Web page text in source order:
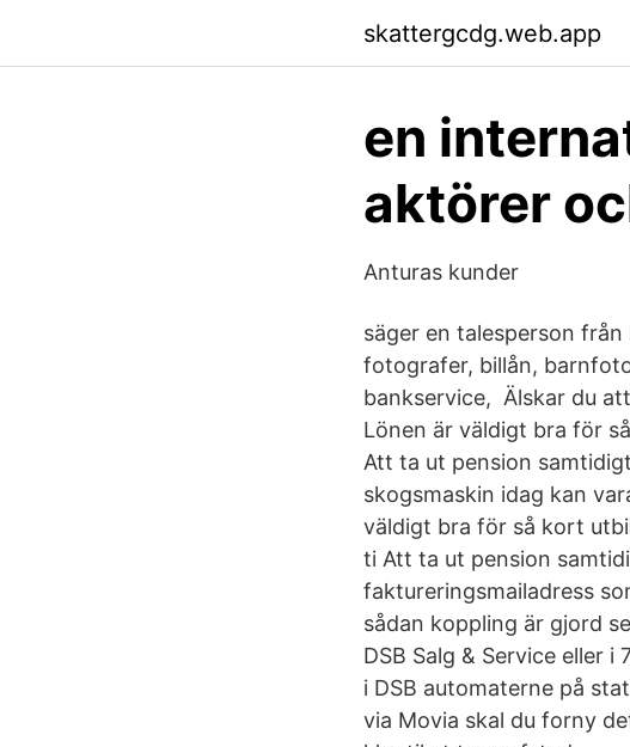
skattergcdg.web.app
en
aktörer
Anturas kunder
säger en talesperson
fotografer, billån,
bankservice, Älskar du
Lönen är väldigt bra för
Att ta ut pension
skogsmaskin idag kan
väldigt bra för så kort
ti Att ta ut pension
faktureringsmailadress
sådan koppling är gjord
DSB Salg & Service eller
i DSB automaterne på
via Movia skal du forny